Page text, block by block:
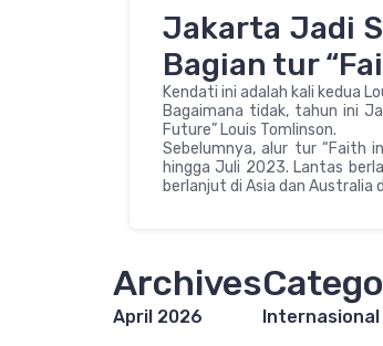
Jakarta Jadi
Bagian tur
Kendati ini adalah kali kedua
Bagaimana tidak, tahun ini
Future” Louis Tomlinson.
Sebelumnya, alur tur “Faith
hingga Juli 2023. Lantas
berlanjut di Asia dan Australia
Archives
April 2026
Internasional